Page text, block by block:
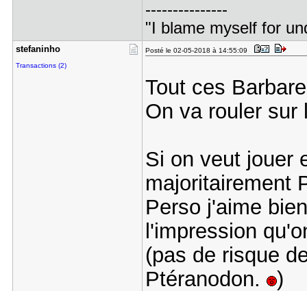
---------------
"I blame myself for
stefaninho
Transactions (2)
Posté le 02-05-2018 à 14:55:09
Tout ces
On va rouler
Si on veut jouer
majoritairement
Perso j'aime
l'impression
(pas de risque
Ptéranodon.
)